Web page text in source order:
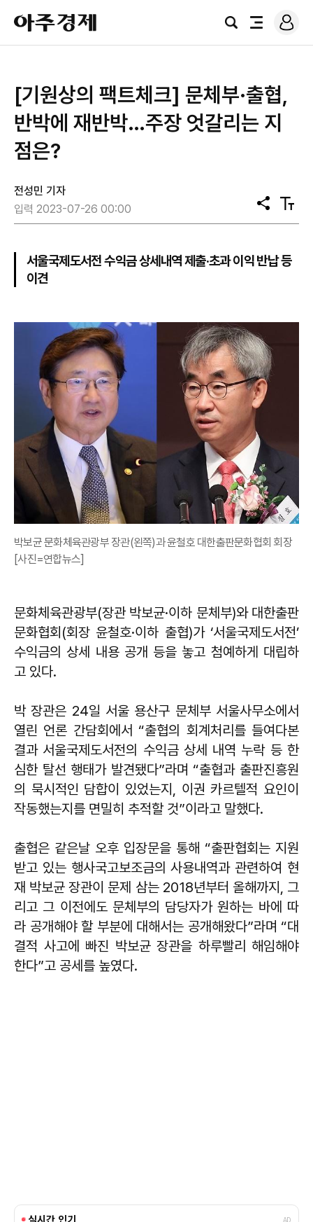
아
주
경
검
전
로
그
[기원상의 팩트체크] 문체부·출협,
반박에 재반박…주장 엇갈리는 지
점은?
전성민 기자
입력 2023-07-26 00:00
공
유
텍
스
기
서울국제도서전 수익금 상세내역 제출·초과 이익 반납 등
이견
박보균 문화체육관광부 장관(왼쪽)과 윤철호 대한출판문화협회 회장
[사진=연합뉴스]
문화체육관광부(장관 박보균·이하 문체부)와 대한출판
문화협회(회장 윤철호·이하 출협)가 ‘서울국제도서전’
수익금의 상세 내용 공개 등을 놓고 첨예하게 대립하
고 있다.
박 장관은 24일 서울 용산구 문체부 서울사무소에서
열린 언론 간담회에서 “출협의 회계처리를 들여다본
결과 서울국제도서전의 수익금 상세 내역 누락 등 한
심한 탈선 행태가 발견됐다”라며 “출협과 출판진흥원
의 묵시적인 담합이 있었는지, 이권 카르텔적 요인이
작동했는지를 면밀히 추적할 것”이라고 말했다.
출협은 같은날 오후 입장문을 통해 “출판협회는 지원
받고 있는 행사국고보조금의 사용내역과 관련하여 현
재 박보균 장관이 문제 삼는 2018년부터 올해까지, 그
리고 그 이전에도 문체부의 담당자가 원하는 바에 따
라 공개해야 할 부분에 대해서는 공개해왔다”라며 “대
결적 사고에 빠진 박보균 장관을 하루빨리 해임해야
한다”고 공세를 높였다.